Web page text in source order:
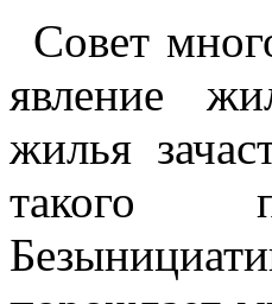
Совет
явление
жилья
такого